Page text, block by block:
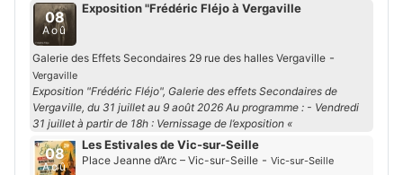
08
Aoû
Exposition "Frédéric Fléjo à Vergaville
Galerie des Effets Secondaires 29 rue des halles Vergaville -
Vergaville
Exposition "Frédéric Fléjo", Galerie des effets Secondaires de
Vergaville, du 31 juillet au 9 août 2026 Au programme : - Vendredi
31 juillet à partir de 18h : Vernissage de l’exposition «
08
Aoû
Les Estivales de Vic-sur-Seille
Place Jeanne d’Arc – Vic-sur-Seille - Vic-sur-Seille